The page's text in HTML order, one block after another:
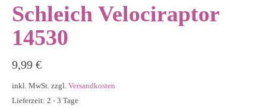
Schleich Velociraptor
14530
9,99 €
inkl. MwSt. zzgl. Versandkosten
Lieferzeit: 2 - 3 Tage